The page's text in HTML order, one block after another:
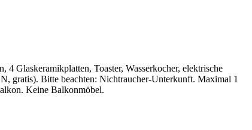
Glaskeramikplatten, Toaster, Wasserkocher, elektrische
gratis). Bitte beachten: Nichtraucher-Unterkunft. Maximal 1
Keine Balkonmöbel.